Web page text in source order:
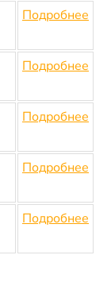
Подробнее
Подробнее
Подробнее
Подробнее
Подробнее